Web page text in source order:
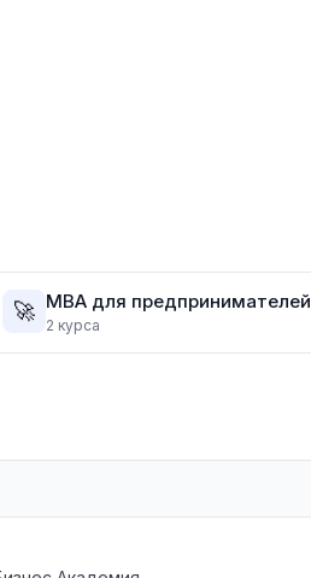
🚀 MBA для предпринимателей
2 курса